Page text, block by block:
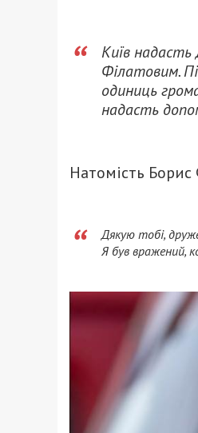
Київ надасть
Філатовим.
одиниць
надасть
Натомість
Дякую тобі,
Я був вражений,